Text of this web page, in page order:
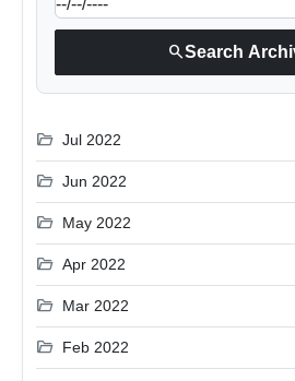
searchSearch
folder_open Jul 2022
folder_open Jun 2022
folder_open May 2022
folder_open Apr 2022
folder_open Mar 2022
folder_open Feb 2022